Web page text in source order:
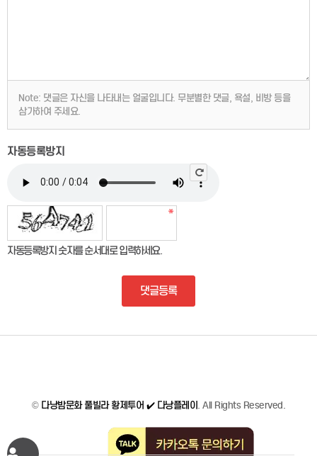
Note: 댓글은 자신을 나타내는 얼굴입니다. 무분별한 댓글, 욕설, 비방 등을
삼가하여 주세요.
자동등록방지
자동등록방지 숫자를 순서대로 입력하세요.
댓글등록
© 다낭밤문화 풀빌라 황제투어 ✔️ 다낭플레이 . All Rights Reserved.